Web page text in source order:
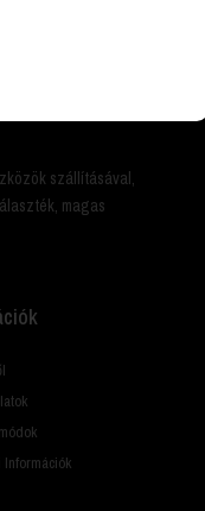
223 8470
szállításával,
magas